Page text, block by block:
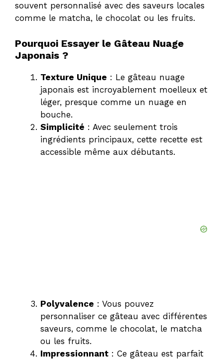
souvent personnalisé avec des saveurs locales
comme le matcha, le chocolat ou les fruits.
Pourquoi Essayer le Gâteau Nuage
Japonais ?
Texture Unique : Le gâteau nuage
japonais est incroyablement moelleux et
léger, presque comme un nuage en
bouche.
Simplicité : Avec seulement trois
ingrédients principaux, cette recette est
accessible même aux débutants.
Polyvalence : Vous pouvez
personnaliser ce gâteau avec différentes
saveurs, comme le chocolat, le matcha
ou les fruits.
Impressionnant : Ce gâteau est parfait